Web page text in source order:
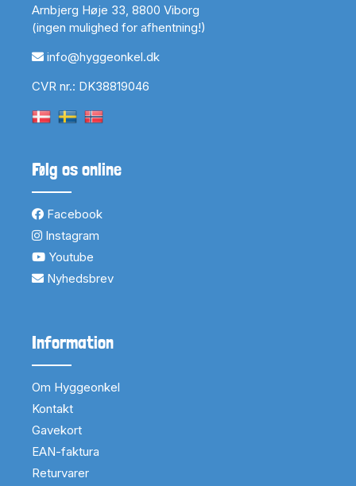
Arnbjerg Høje 33, 8800 Viborg
(ingen mulighed for afhentning!)
info@hyggeonkel.dk
CVR nr.: DK38819046
Følg os online
Facebook
Instagram
Youtube
Nyhedsbrev
Information
Om Hyggeonkel
Kontakt
Gavekort
EAN-faktura
Returvarer